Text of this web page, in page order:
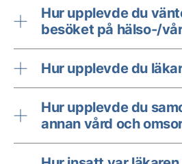
Hur upplevde du
besöket på hälso-/
Hur upplevde du
Hur upplevde du
annan vård och